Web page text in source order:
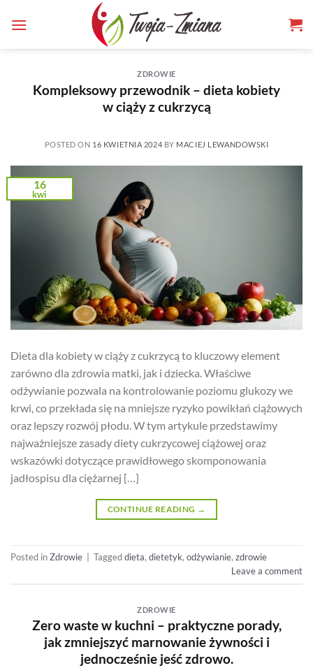
TWOJA-
ZMIANA.PL
ZDROWIE
Kompleksowy przewodnik – dieta kobiety
w ciąży z cukrzycą
POSTED ON 16 KWIETNIA 2024 BY MACIEJ LEWANDOWSKI
16
kwi
Dieta dla kobiety w ciąży z cukrzycą to kluczowy element
zarówno dla zdrowia matki, jak i dziecka. Właściwe
odżywianie pozwala na kontrolowanie poziomu glukozy we
krwi, co przekłada się na mniejsze ryzyko powikłań ciążowych
oraz lepszy rozwój płodu. W tym artykule przedstawimy
najważniejsze zasady diety cukrzycowej ciążowej oraz
wskazówki dotyczące prawidłowego skomponowania
jadłospisu dla ciężarnej […]
CONTINUE READING →
Posted inZdrowie Taggeddieta, dietetyk, odżywianie, zdrowie
Leave a comment
ZDROWIE
Zero waste w kuchni – praktyczne porady,
jak zmniejszyć marnowanie żywności i
jednocześnie jeść zdrowo.